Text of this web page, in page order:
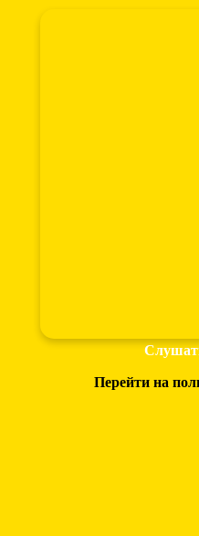
Перейти на